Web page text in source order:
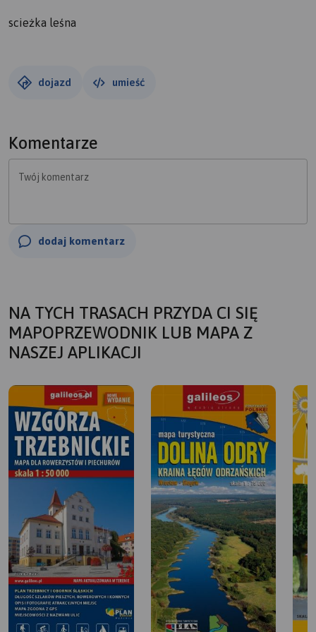
scieżka leśna
dojazd umieść
Komentarze
Twój komentarz
dodaj komentarz
NA TYCH TRASACH PRZYDA CI SIĘ
MAPOPRZEWODNIK LUB MAPA Z
NASZEJ APLIKACJI